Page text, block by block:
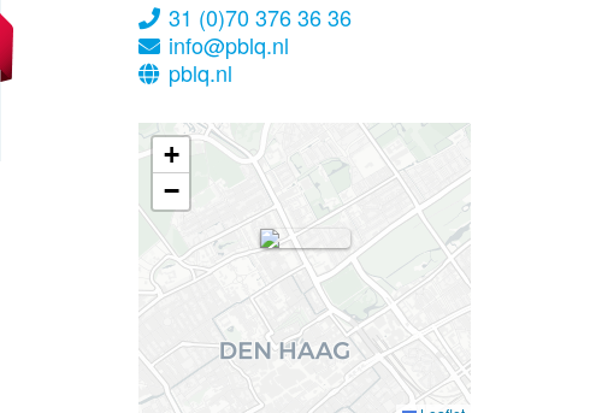
31 (0)70 376 36 36
info@pblq.nl
pblq.nl
+
−